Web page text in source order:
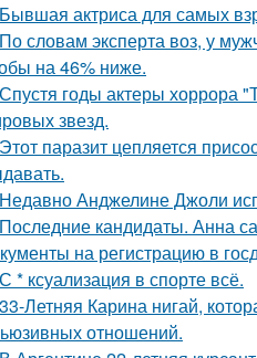
Бывшая актриса для самых
По словам эксперта воз, у
на 46% ниже.
Спустя годы актеры хоррора
звезд.
Этот паразит цепляется
Недавно Анджелине Джоли
Последние кандидаты. Анна
на регистрацию в
С * ксуализация в спорте всё.
33-Летняя Карина нигай,
отношений.